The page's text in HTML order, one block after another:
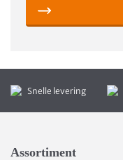
Snelle levering
Assortiment